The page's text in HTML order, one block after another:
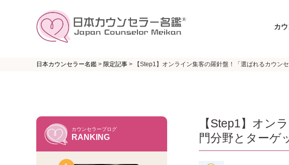
カ
日本カウンセラー名鑑 > 限定記事 > 【Step1】オンライン集客の羅針盤！「選ばれるカウン
【Step1】オン
門分野とターゲ
カウンセラーブログ
RANKING